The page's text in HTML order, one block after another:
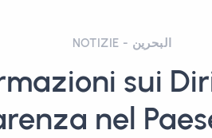
NOTIZIE - البحرين
sui